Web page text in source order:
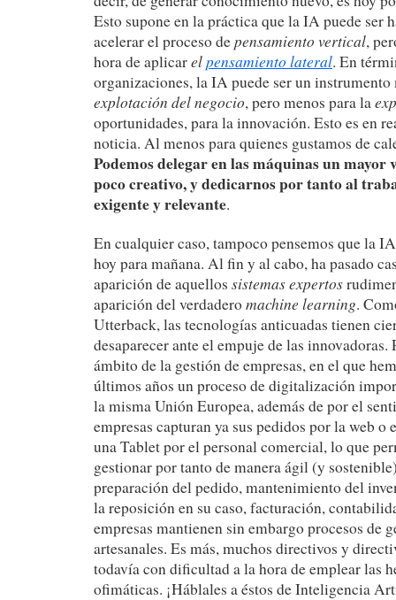
Esto supone en la práctica que la IA puede ser
acelerar el proceso depensamiento vertical,
hora de aplicarelpensamiento lateral. En
organizaciones, la IA puede ser un
explotación del negocio, pero menos para la
oportunidades, para la innovación. Esto es en
noticia. Al menos para quienes gustamos de
Podemos delegar en las máquinas un mayor
poco creativo, y dedicarnos por tanto al
exigente y relevante.
En cualquier caso, tampoco pensemos que la
hoy para mañana. Al fin y al cabo, ha pasado
aparición de aquellos sistemas expertos
aparición del verdaderomachine learning.
Utterback, las tecnologías anticuadas tienen
desaparecer ante el empuje de las innovadoras.
ámbito de la gestión de empresas, en el que
últimos años un proceso de digitalización
la misma Unión Europea, además de por el
empresas capturan ya sus pedidos por la web o
una Tablet por el personal comercial, lo que
gestionar por tanto de manera ágil (y
preparación del pedido, mantenimiento del
la reposición en su caso, facturación,
empresas mantienen sin embargo procesos de
artesanales. Es más, muchos directivos y
todavía con dificultad a la hora de emplear las
ofimáticas. ¡Háblales a éstos de Inteligencia